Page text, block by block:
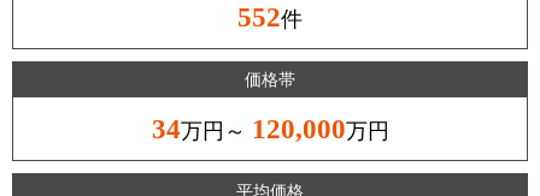
552件
価格帯
34万円～ 120,000万円
平均価格